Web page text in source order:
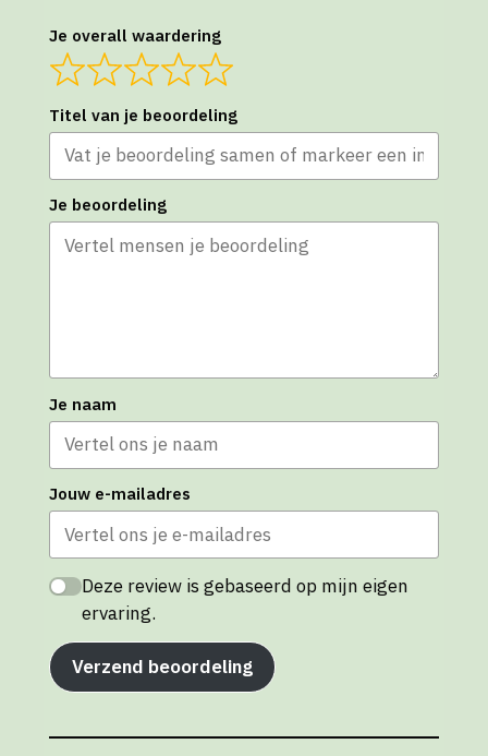
Je overall waardering
Titel van je beoordeling
Je beoordeling
Je naam
Jouw e-mailadres
Deze review is gebaseerd op mijn eigen
ervaring.
Verzend beoordeling